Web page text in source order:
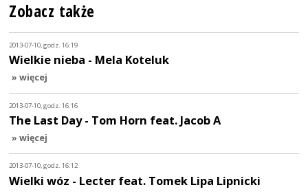
Zobacz także
2013-07-10, godz. 16:19
Wielkie nieba - Mela Koteluk
» więcej
2013-07-10, godz. 16:16
The Last Day - Tom Horn feat. Jacob A
» więcej
2013-07-10, godz. 16:12
Wielki wóz - Lecter feat. Tomek Lipa Lipnicki